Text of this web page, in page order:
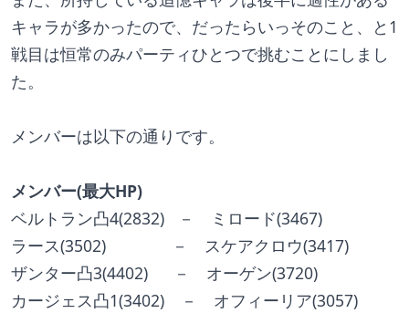
キャラが多かったので、だったらいっそのこと、と1
戦目は恒常のみパーティひとつで挑むことにしまし
た。
メンバーは以下の通りです。
メンバー(最大HP)
ベルトラン凸4(2832)   －　ミロード(3467)
ラース(3502)　　　　－　スケアクロウ(3417)
ザンター凸3(4402)　  －　オーゲン(3720)
カージェス凸1(3402)　－　オフィーリア(3057)